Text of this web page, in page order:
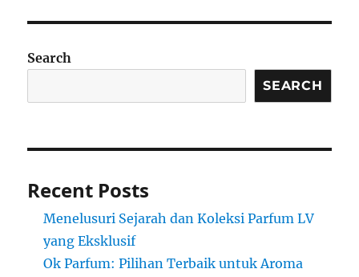
Search
SEARCH
Recent Posts
Menelusuri Sejarah dan Koleksi Parfum LV
yang Eksklusif
Ok Parfum: Pilihan Terbaik untuk Aroma